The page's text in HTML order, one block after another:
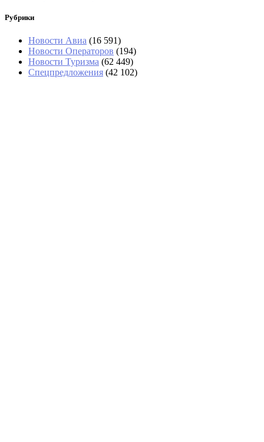
Рубрики
Новости Авиа (16 591)
Новости Операторов (194)
Новости Туризма (62 449)
Спецпредложения (42 102)